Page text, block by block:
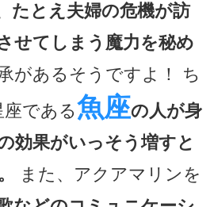
たとえ夫婦の危機が訪
せてしまう魔力を秘め
があるそうですよ！ ち
である魚座の人が身
効果がいっそう増すと
また、アクアマリンを